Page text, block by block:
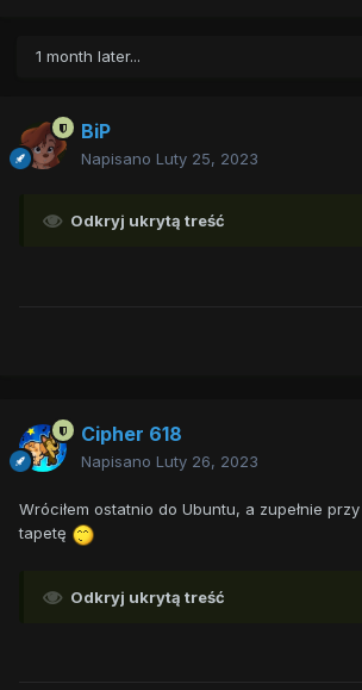
1 month later...
BiP
Napisano Luty 25, 2023
Odkryj ukrytą treść
Cipher 618
Napisano Luty 26, 2023
Wróciłem ostatnio do Ubuntu, a zupełnie przy
tapetę
Odkryj ukrytą treść